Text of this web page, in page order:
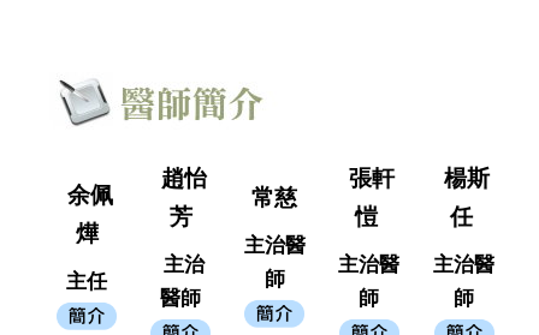
余佩
燁
主任
趙怡
芳
主治
醫師
常慈
主治醫
師
張軒
愷
主治醫
師
楊斯
任
主治醫
師